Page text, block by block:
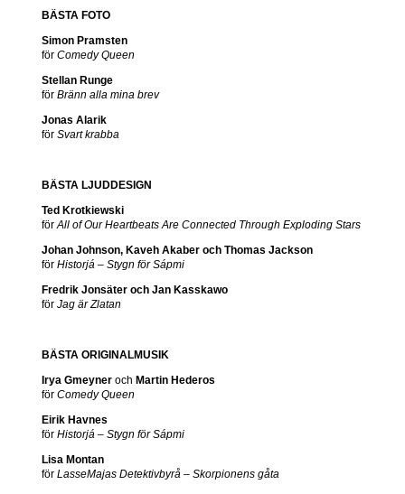
BÄSTA FOTO
Simon Pramsten
för Comedy Queen
Stellan Runge
för Bränn alla mina brev
Jonas Alarik
för Svart krabba
BÄSTA LJUDDESIGN
Ted Krotkiewski
för All of Our Heartbeats Are Connected Through Exploding Stars
Johan Johnson, Kaveh Akaber och Thomas Jackson
för Historjá – Stygn för Sápmi
Fredrik Jonsäter och Jan Kasskawo
för Jag är Zlatan
BÄSTA ORIGINALMUSIK
Irya Gmeyneroch Martin Hederos
förComedy Queen
Eirik Havnes
för Historjá – Stygn för Sápmi
Lisa Montan
för LasseMajas Detektivbyrå – Skorpionens gåta